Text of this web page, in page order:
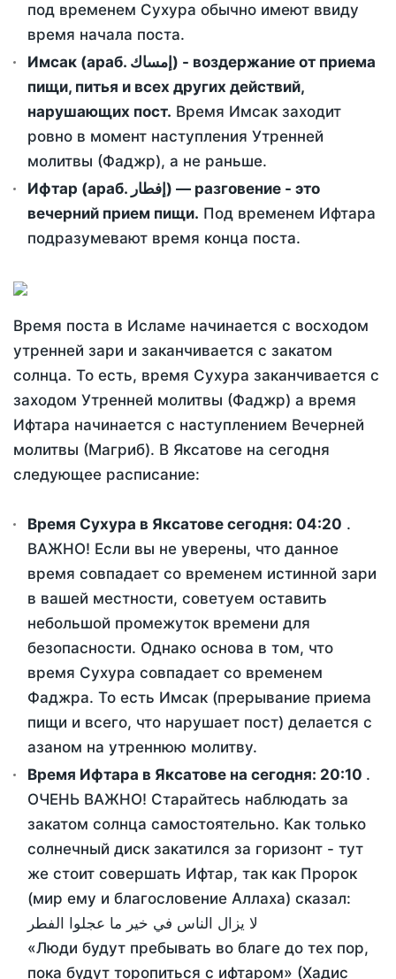
под временем Сухура обычно имеют ввиду
время начала поста.
Имсак (араб. إمساك) - воздержание от приема
пищи, питья и всех других действий,
нарушающих пост. Время Имсак заходит
ровно в момент наступления Утренней
молитвы (Фаджр), а не раньше.
Ифтар (араб. إفطار) — разговение - это
вечерний прием пищи. Под временем Ифтара
подразумевают время конца поста.
Время поста в Исламе начинается с восходом
утренней зари и заканчивается с закатом
солнца. То есть, время Сухура заканчивается с
заходом Утренней молитвы (Фаджр) а время
Ифтара начинается с наступлением Вечерней
молитвы (Магриб). В Яксатове на сегодня
следующее расписание:
Время Сухура в Яксатове сегодня: 04:20 .
ВАЖНО! Если вы не уверены, что данное
время совпадает со временем истинной зари
в вашей местности, советуем оставить
небольшой промежуток времени для
безопасности. Однако основа в том, что
время Сухура совпадает со временем
Фаджра. То есть Имсак (прерывание приема
пищи и всего, что нарушает пост) делается с
азаном на утреннюю молитву.
Время Ифтара в Яксатове на сегодня: 20:10 .
ОЧЕНЬ ВАЖНО! Старайтесь наблюдать за
закатом солнца самостоятельно. Как только
солнечный диск закатился за горизонт - тут
же стоит совершать Ифтар, так как Пророк
(мир ему и благословение Аллаха) сказал:
لا يزال الناس في خير ما عجلوا الفطر
«Люди будут пребывать во благе до тех пор,
пока будут торопиться с ифтаром» (Хадис